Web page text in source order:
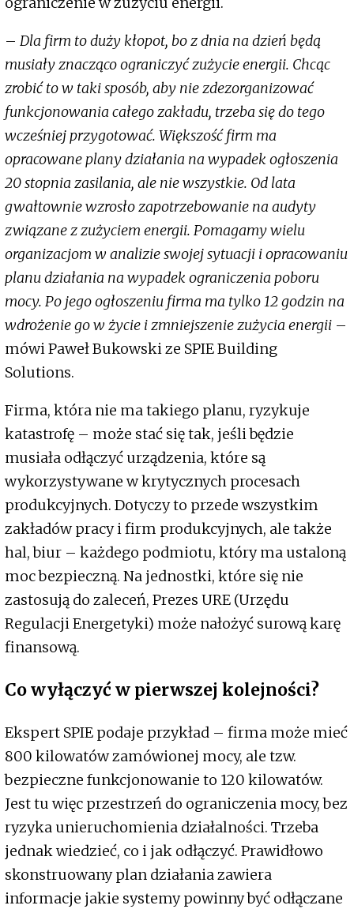
– Dla firm to duży kłopot, bo z dnia na dzień będą
musiały znacząco ograniczyć zużycie energii. Chcąc
zrobić to w taki sposób, aby nie zdezorganizować
funkcjonowania całego zakładu, trzeba się do tego
wcześniej przygotować. Większość firm ma
opracowane plany działania na wypadek ogłoszenia
20 stopnia zasilania, ale nie wszystkie. Od lata
gwałtownie wzrosło zapotrzebowanie na audyty
związane z zużyciem energii. Pomagamy wielu
organizacjom w analizie swojej sytuacji i opracowaniu
planu działania na wypadek ograniczenia poboru
mocy. Po jego ogłoszeniu firma ma tylko 12 godzin na
wdrożenie go w życie i zmniejszenie zużycia energii –
mówi Paweł Bukowski ze SPIE Building
Solutions.
Firma, która nie ma takiego planu, ryzykuje
katastrofę – może stać się tak, jeśli będzie
musiała odłączyć urządzenia, które są
wykorzystywane w krytycznych procesach
produkcyjnych. Dotyczy to przede wszystkim
zakładów pracy i firm produkcyjnych, ale także
hal, biur – każdego podmiotu, który ma ustaloną
moc bezpieczną. Na jednostki, które się nie
zastosują do zaleceń, Prezes URE (Urzędu
Regulacji Energetyki) może nałożyć surową karę
finansową.
Co wyłączyć w pierwszej kolejności?
Ekspert SPIE podaje przykład – firma może mieć
800 kilowatów zamówionej mocy, ale tzw.
bezpieczne funkcjonowanie to 120 kilowatów.
Jest tu więc przestrzeń do ograniczenia mocy, bez
ryzyka unieruchomienia działalności. Trzeba
jednak wiedzieć, co i jak odłączyć. Prawidłowo
skonstruowany plan działania zawiera
informacje jakie systemy powinny być odłączane